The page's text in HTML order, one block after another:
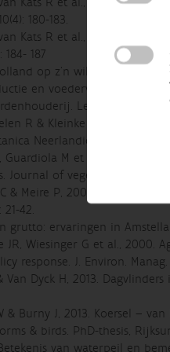
180-183.
Kats R et al., 2009. Het
187
op z’n wildst? De Vera-
en voederwaarde van
Lelystad (Nl)
R & Kleinke E, 1998.
Neerlandica 47: 337-349.
Guardiola M et al., 2010.
of vegetation Science
& Meire P, 2005. Ganzen in
42.
grutto: ervaringen in
JR, Wiesinger G et al.,
response. J. Environ. Manag.
Van Dyck H, 2013.
& Burny J, 2013. Koersel –
& birds. PhD-thesis,
van waterpeil en